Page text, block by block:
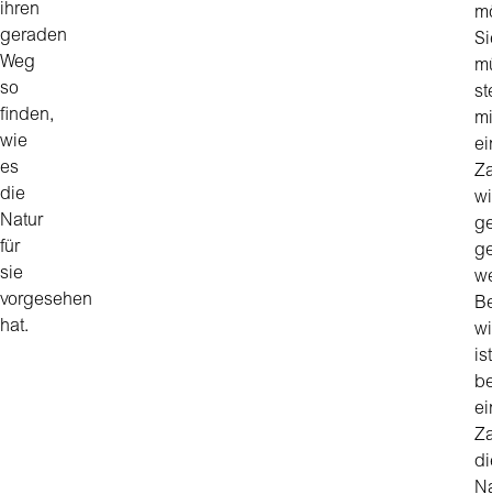
ihren
geraden
Weg
so
finden,
wie
es
die
Natur
für
sie
vorgesehen
hat.
ist